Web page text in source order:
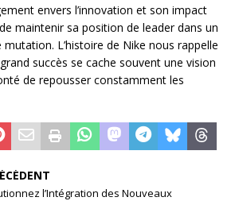
envers l’innovation et son impact
maintenir sa position de leader dans un
L’histoire de Nike nous rappelle
succès se cache souvent une vision
de repousser constamment les
l’Intégration des Nouveaux